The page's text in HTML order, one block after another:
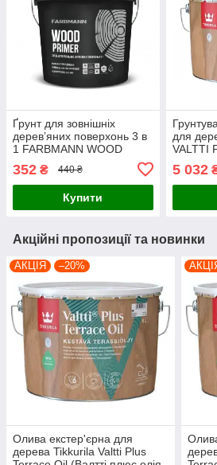
Ґрунт для зовнішніх
дерев’яних поверхонь 3 в
1 FARBMANN WOOD
PRIMER (ФАРБМЕН ВУД
ПРАЙМЕР) 0.9л
352 ₴ 440 ₴
Купити
для
VALTTI
5 032
Акційні пропозиції та новинки
АКЦІЯ –20%
Олива екстер'єрна для
дерева Tikkurila Valtti Plus